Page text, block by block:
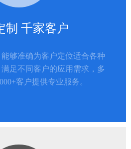
制 千家客户
够准确为客户定位适合各种
足不同客户的应用需求，多
客户提供专业服务。